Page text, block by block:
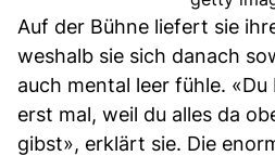
Auf der Bühne liefert sie
weshalb sie sich danach
auch mental leer fühle.
erst mal, weil du alles da
gibst», erklärt sie. Die